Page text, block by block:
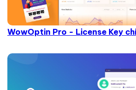
WowOptin Pro - License Key